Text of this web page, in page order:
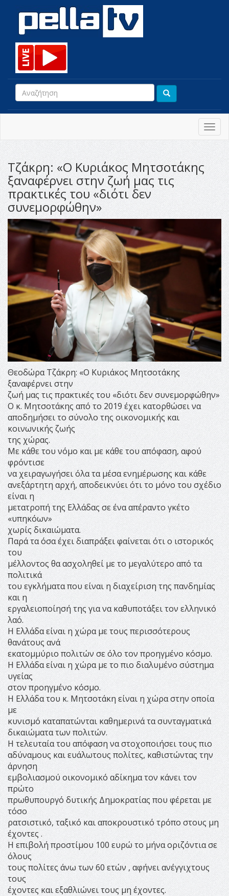
Τζάκρη: «Ο Κυριάκος Μητσοτάκης
ξαναφέρνει στην ζωή μας τις
πρακτικές του «διότι δεν
συνεμορφώθην»
Θεοδώρα Τζάκρη: «Ο Κυριάκος Μητσοτάκης
ξαναφέρνει στην
ζωή μας τις πρακτικές του «διότι δεν συνεμορφώθην»
Ο κ. Μητσοτάκης από το 2019 έχει κατορθώσει να
αποδημήσει το σύνολο της οικονομικής και
κοινωνικής ζωής
της χώρας.
Με κάθε του νόμο και με κάθε του απόφαση, αφού
φρόντισε
να χειραγωγήσει όλα τα μέσα ενημέρωσης και κάθε
ανεξάρτητη αρχή, αποδεικνύει ότι το μόνο του σχέδιο
είναι η
μετατροπή της Ελλάδας σε ένα απέραντο γκέτο
«υπηκόων»
χωρίς δικαιώματα.
Παρά τα όσα έχει διαπράξει φαίνεται ότι ο ιστορικός
του
μέλλοντος θα ασχοληθεί με το μεγαλύτερο από τα
πολιτικά
του εγκλήματα που είναι η διαχείριση της πανδημίας
και η
εργαλειοποίησή της για να καθυποτάξει τον ελληνικό
λαό.
Η Ελλάδα είναι η χώρα με τους περισσότερους
θανάτους ανά
εκατομμύριο πολιτών σε όλο τον προηγμένο κόσμο.
Η Ελλάδα είναι η χώρα με το πιο διαλυμένο σύστημα
υγείας
στον προηγμένο κόσμο.
Η Ελλάδα του κ. Μητσοτάκη είναι η χώρα στην οποία
με
κυνισμό καταπατώνται καθημερινά τα συνταγματικά
δικαιώματα των πολιτών.
Η τελευταία του απόφαση να στοχοποιήσει τους πιο
αδύναμους και ευάλωτους πολίτες, καθιστώντας την
άρνηση
εμβολιασμού οικονομικό αδίκημα τον κάνει τον
πρώτο
πρωθυπουργό δυτικής Δημοκρατίας που φέρεται με
τόσο
ρατσιστικό, ταξικό και αποκρουστικό τρόπο στους μη
έχοντες .
Η επιβολή προστίμου 100 ευρώ το μήνα οριζόντια σε
όλους
τους πολίτες άνω των 60 ετών , αφήνει ανέγγιχτους
τους
έχοντες και εξαθλιώνει τους μη έχοντες.